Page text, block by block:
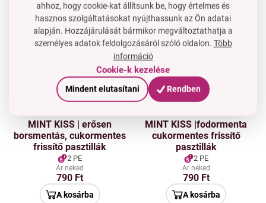
12 darab MINT KISS
készlet | erős mentolos
cukormentes frissítő
pasztillák
14 PE
A kosárba
Raktáron
MINT KISS | cukormentes
ribizli-menta üdítő
tabletták
2 PE
A kosárba
Raktáron
MINT KISS | erősen
borsmentás, cukormentes
frissítő pasztillák
2 PE
Ár neked
790 Ft
A kosárba
MINT KISS |fodormenta
cukormentes frissítő
pasztillák
2 PE
Ár neked
790 Ft
A kosárba
ahhoz, hogy cookie-kat állítsunk be, hogy értelmes és
hasznos szolgáltatásokat nyújthassunk az Ön adatai
alapján. Hozzájárulását bármikor megváltoztathatja a
személyes adatok feldolgozásáról szóló oldalon. Több
információ
Cookie-k kezelése
Mindent elutasítani Rendben